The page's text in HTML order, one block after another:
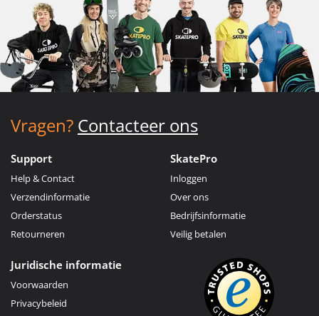
Vragen? Contacteer ons
Support
Help & Contact
Verzendinformatie
Orderstatus
Retourneren
SkatePro
Inloggen
Over ons
Bedrijfsinformatie
Veilig betalen
Juridische informatie
Voorwaarden
Privacybeleid